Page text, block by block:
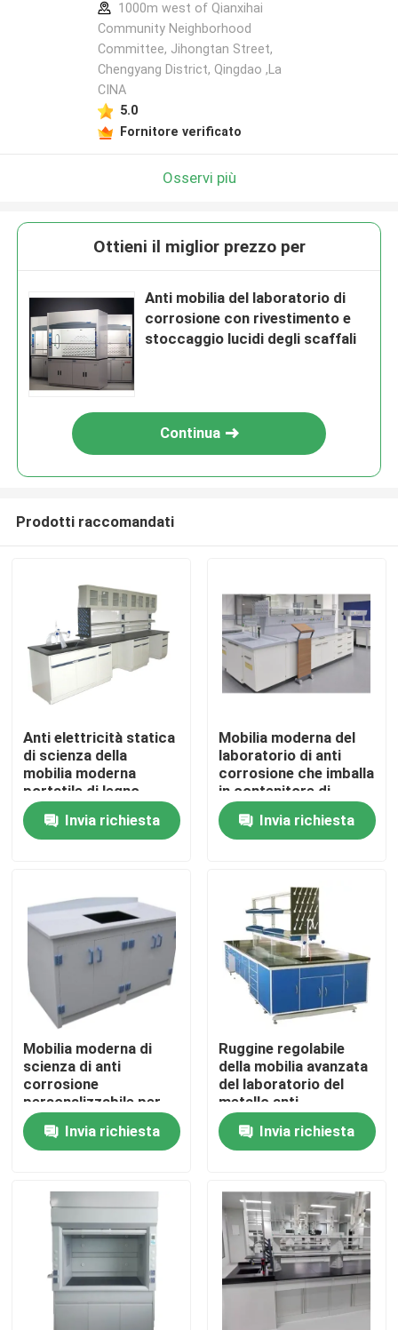
Casa
Contatti
Mobilia moderna del laboratorio
Mobilia del laboratorio della scuola
Banco dell'isola del laboratorio
Banco della parete del laboratorio
Cappuccio del vapore del laboratorio
Banco dell'equilibrio del laboratorio
1000m west of Qianxihai
Community Neighborhood
Committee, Jihongtan Street,
Chengyang District, Qingdao ,La
CINA
5.0
Fornitore verificato
Osservi più
Ottieni il miglior prezzo per
Anti mobilia del laboratorio di
corrosione con rivestimento e
stoccaggio lucidi degli scaffali
Continua
Prodotti raccomandati
Anti elettricità statica
di scienza della
mobilia moderna
portatile di legno
Invia richiesta
Mobilia moderna del
laboratorio di anti
corrosione che imballa
in contenitore di
cartone
Invia richiesta
Mobilia moderna di
scienza di anti
corrosione
personalizzabile per
l'ufficio e la casa
Invia richiesta
Ruggine regolabile
della mobilia avanzata
del laboratorio del
metallo anti
Invia richiesta